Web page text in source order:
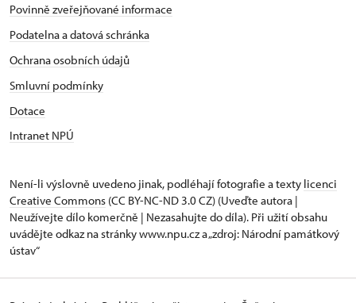
Povinně zveřejňované informace
Podatelna a datová schránka
Ochrana osobních údajů
Smluvní podmínky
Dotace
Intranet NPÚ
Není-li výslovně uvedeno jinak, podléhají fotografie a texty licenci
Creative Commons (CC BY-NC-ND 3.0 CZ) (Uveďte autora |
Neužívejte dílo komerčně | Nezasahujte do díla). Při užití obsahu
uvádějte odkaz na stránky www.npu.cz a „zdroj: Národní památkový
ústav“